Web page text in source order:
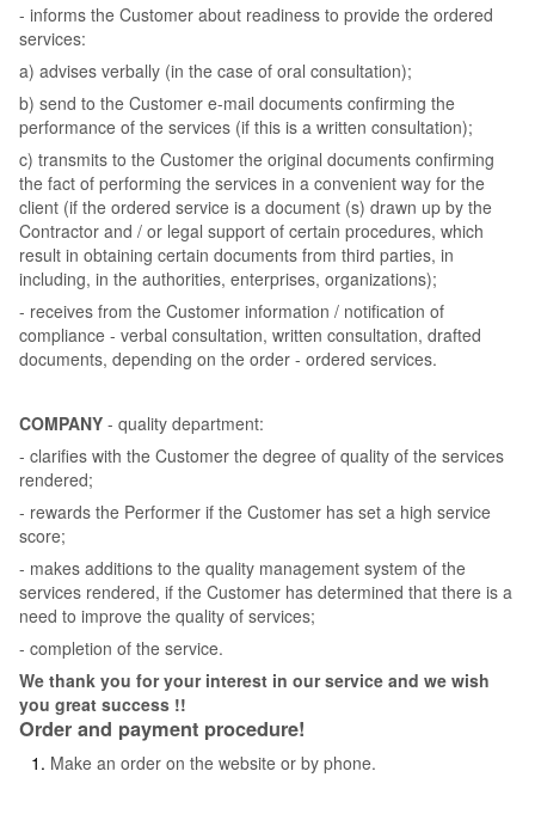
- informs the Customer about readiness to provide the ordered
services:
a) advises verbally (in the case of oral consultation);
b) send to the Customer e-mail documents confirming the
performance of the services (if this is a written consultation);
c) transmits to the Customer the original documents confirming
the fact of performing the services in a convenient way for the
client (if the ordered service is a document (s) drawn up by the
Contractor and / or legal support of certain procedures, which
result in obtaining certain documents from third parties, in
including, in the authorities, enterprises, organizations);
- receives from the Customer information / notification of
compliance - verbal consultation, written consultation, drafted
documents, depending on the order - ordered services.
COMPANY - quality department:
- clarifies with the Customer the degree of quality of the services
rendered;
- rewards the Performer if the Customer has set a high service
score;
- makes additions to the quality management system of the
services rendered, if the Customer has determined that there is a
need to improve the quality of services;
- completion of the service.
We thank you for your interest in our service and we wish
you great success !!
Order and payment procedure!
Make an order on the website or by phone.